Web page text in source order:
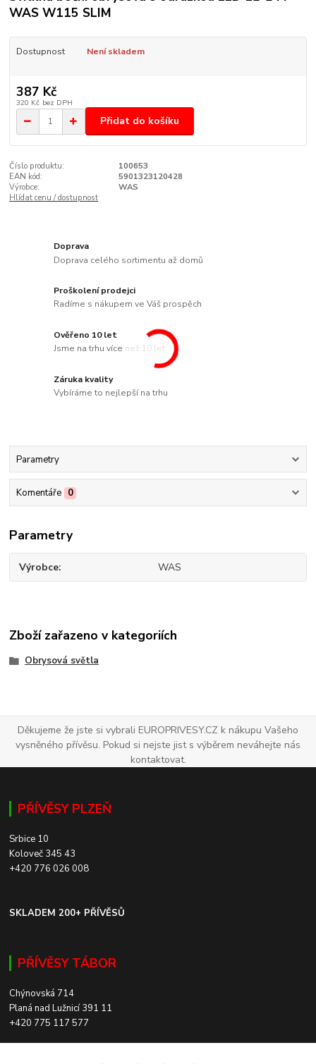
WAS W115 SLIM
Dostupnost Není skladem
387 Kč
320 Kč bez DPH
Přidat do košíku
Číslo produktu:
100653
EAN kód:
5901323120428
Výrobce:
WAS
Hlídat cenu / dostupnost
Doprava
Doprava celého sortimentu až domů
Proškolení prodejci
Radíme s nákupem ve Váš prospěch
Ověřeno 10 let
Jsme na trhu více než 10 let
Záruka kvality
Vybíráme to nejlepší na trhu
Parametry
Komentáře 0
Parametry
Výrobce WAS
Zboží zařazeno v kategoriích
Obrysová světla
Děkujeme že jste si vybrali EUROPRIVESY.CZ k nákupu Vašeho
vysněného přívěsu. Pokud si nejste jist s výběrem neváhejte nás
kontaktovat.
PŘÍVĚSY PLZEŇ
Srbice 10
Koloveč 345 43
+420 776 026 008
SKLADEM 200+ PŘÍVĚSŮ
PŘÍVĚSY TÁBOR
Chýnovská 714
Planá nad Lužnicí 391 11
+420 775 117 577